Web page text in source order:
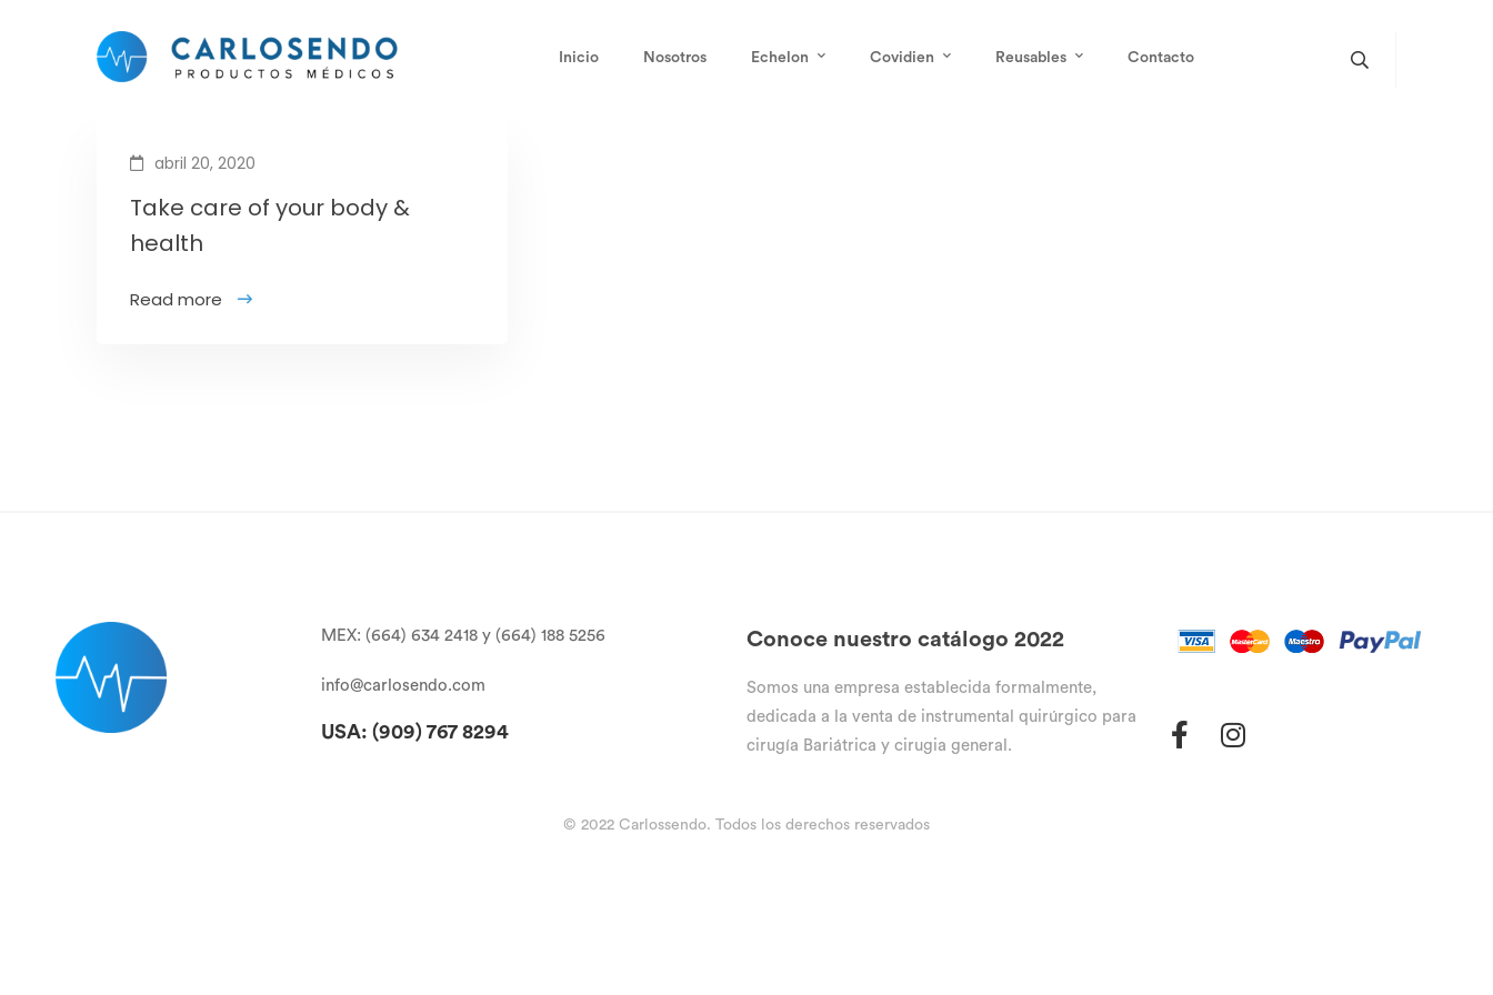
Inicio Nosotros Echelon Covidien Reusables Contacto
abril 20, 2020
Take care of your body &
health
Read more
MEX: (664) 634 2418 y (664) 188 5256
info@carlosendo.com
USA: (909)767 8294
Conoce nuestro catálogo 2022
Somos una empresa establecida formalmente,
dedicada a la venta de instrumental quirúrgico para
cirugía Bariátrica y cirugia general.
© 2022 Carlossendo. Todos los derechos reservados